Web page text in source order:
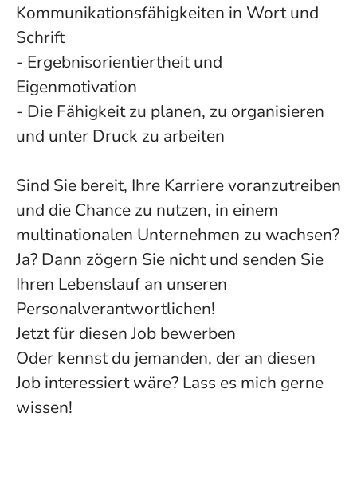
Kommunikationsfähigkeiten in Wort und
Schrift
- Ergebnisorientiertheit und
Eigenmotivation
- Die Fähigkeit zu planen, zu organisieren
und unter Druck zu arbeiten
Sind Sie bereit, Ihre Karriere voranzutreiben
und die Chance zu nutzen, in einem
multinationalen Unternehmen zu wachsen?
Ja? Dann zögern Sie nicht und senden Sie
Ihren Lebenslauf an unseren
Personalverantwortlichen!
Jetzt für diesen Job bewerben
Oder kennst du jemanden, der an diesen
Job interessiert wäre? Lass es mich gerne
wissen!